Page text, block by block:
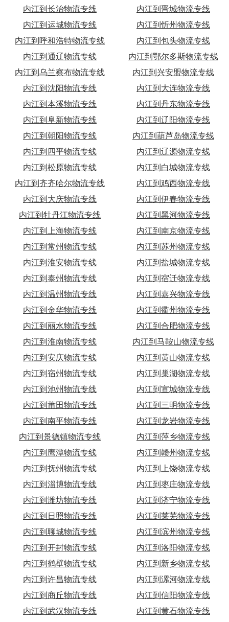
内江到长治物流专线
内江到晋城物流专线
内江到运城物流专线
内江到忻州物流专线
内江到呼和浩特物流专线
内江到包头物流专线
内江到通辽物流专线
内江到鄂尔多斯物流专线
内江到乌兰察布物流专线
内江到兴安盟物流专线
内江到沈阳物流专线
内江到大连物流专线
内江到本溪物流专线
内江到丹东物流专线
内江到阜新物流专线
内江到辽阳物流专线
内江到朝阳物流专线
内江到葫芦岛物流专线
内江到四平物流专线
内江到辽源物流专线
内江到松原物流专线
内江到白城物流专线
内江到齐齐哈尔物流专线
内江到鸡西物流专线
内江到大庆物流专线
内江到伊春物流专线
内江到牡丹江物流专线
内江到黑河物流专线
内江到上海物流专线
内江到南京物流专线
内江到常州物流专线
内江到苏州物流专线
内江到淮安物流专线
内江到盐城物流专线
内江到泰州物流专线
内江到宿迁物流专线
内江到温州物流专线
内江到嘉兴物流专线
内江到金华物流专线
内江到衢州物流专线
内江到丽水物流专线
内江到合肥物流专线
内江到淮南物流专线
内江到马鞍山物流专线
内江到安庆物流专线
内江到黄山物流专线
内江到宿州物流专线
内江到巢湖物流专线
内江到池州物流专线
内江到宣城物流专线
内江到莆田物流专线
内江到三明物流专线
内江到南平物流专线
内江到龙岩物流专线
内江到景德镇物流专线
内江到萍乡物流专线
内江到鹰潭物流专线
内江到赣州物流专线
内江到抚州物流专线
内江到上饶物流专线
内江到淄博物流专线
内江到枣庄物流专线
内江到潍坊物流专线
内江到济宁物流专线
内江到日照物流专线
内江到莱芜物流专线
内江到聊城物流专线
内江到滨州物流专线
内江到开封物流专线
内江到洛阳物流专线
内江到鹤壁物流专线
内江到新乡物流专线
内江到许昌物流专线
内江到漯河物流专线
内江到商丘物流专线
内江到信阳物流专线
内江到武汉物流专线
内江到黄石物流专线